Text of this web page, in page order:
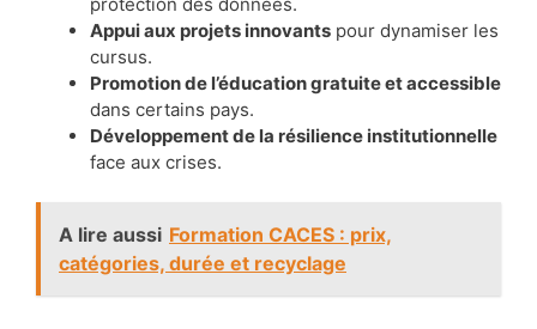
Appui aux projets innovants pour dynamiser les
cursus.
Promotion de l’éducation gratuite et accessible
dans certains pays.
Développement de la résilience institutionnelle
face aux crises.
A lire aussi Formation CACES : prix,
catégories, durée et recyclage